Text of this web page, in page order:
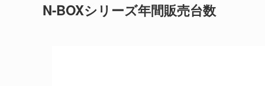
N-BOXシリーズ年間販売台数